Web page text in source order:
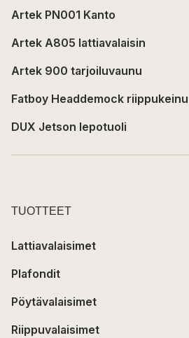
Artek PN001 Kanto
Artek A805 lattiavalaisin
Artek 900 tarjoiluvaunu
Fatboy Headdemock riippukeinu
DUX Jetson lepotuoli
TUOTTEET
Lattiavalaisimet
Plafondit
Pöytävalaisimet
Riippuvalaisimet